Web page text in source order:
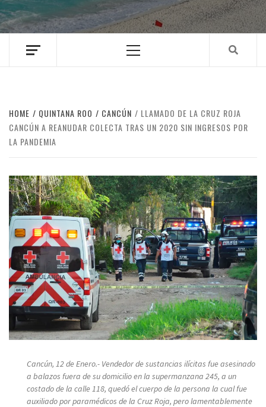
Menu
HOME QUINTANA ROO CANCÚN
LLAMADO DE LA CRUZ ROJA
CANCÚN A REANUDAR COLECTA TRAS UN 2020 SIN INGRESOS POR
LA PANDEMIA
Cancún, 12 de Enero.- Vendedor de sustancias ilícitas fue asesinado
a balazos fuera de su domicilio en la supermanzana 245, a un
costado de la calle 118, quedó el cuerpo de la persona la cual fue
auxiliado por paramédicos de la Cruz Roja, pero lamentablemente